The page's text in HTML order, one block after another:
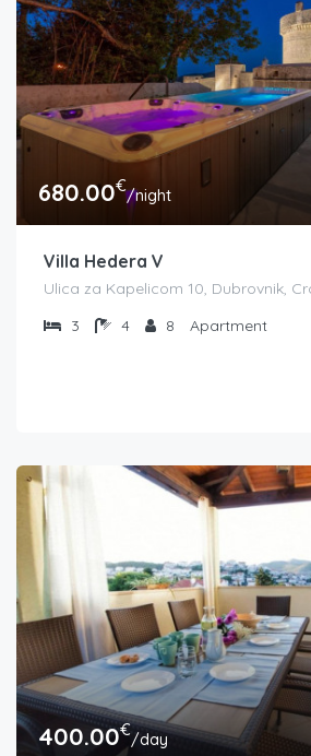
680.00€/night
Villa Hedera V
Ulica za Kapelicom 10, Dubrovnik,
3
4 8 Apartment
400.00€/day